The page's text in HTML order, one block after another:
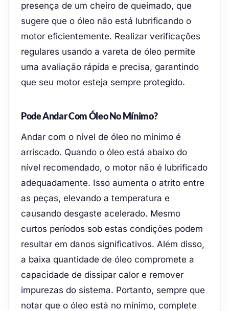
presença de um cheiro de queimado, que
sugere que o óleo não está lubrificando o
motor eficientemente. Realizar verificações
regulares usando a vareta de óleo permite
uma avaliação rápida e precisa, garantindo
que seu motor esteja sempre protegido.
Pode Andar Com Óleo No Mínimo?
Andar com o nível de óleo no mínimo é
arriscado. Quando o óleo está abaixo do
nível recomendado, o motor não é lubrificado
adequadamente. Isso aumenta o atrito entre
as peças, elevando a temperatura e
causando desgaste acelerado. Mesmo
curtos períodos sob estas condições podem
resultar em danos significativos. Além disso,
a baixa quantidade de óleo compromete a
capacidade de dissipar calor e remover
impurezas do sistema. Portanto, sempre que
notar que o óleo está no mínimo, complete